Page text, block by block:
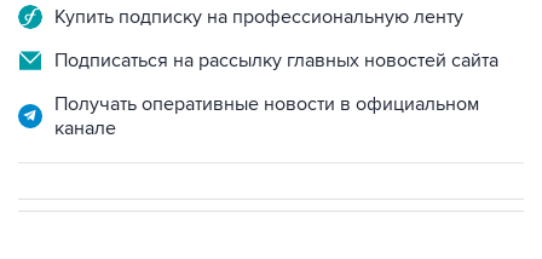
Купить подписку на профессиональную ленту
Подписаться на рассылку главных новостей сайта
Получать оперативные новости в официальном
канале